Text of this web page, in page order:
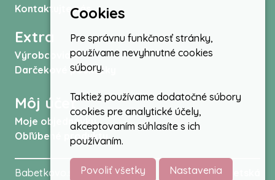
Kontaktujte nás
Extra
Výrobcovia
Darčekové poukážky
Môj účet
Moje objednávky
Obľúbené produkty
Babetkovo.sk © 2026 -Kočíky autosedačky,
Cookies
Pre správnu funkčnosť stránky,
používame nevyhnutné cookies
súbory.
Taktiež používame dodatočné súbory
cookies pre analytické účely,
akceptovaním súhlasíte s ich
používaním.
Povoliť všetky Nastavenia